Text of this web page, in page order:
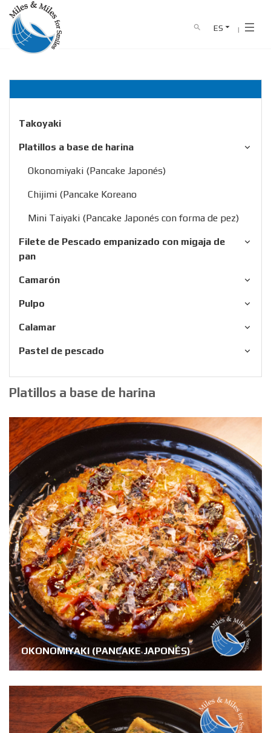
search ES
NOSOTROS
CATÁLOGO
CONTACTO
Línea directa : 0911 341 682
Home producto
Takoyaki
Platillos a base de harina
Okonomiyaki (Pancake Japonés)
Chijimi (Pancake Koreano
Mini Taiyaki (Pancake Japonés con forma de pez)
Filete de Pescado empanizado con migaja de
pan
Camarón
Pulpo
Calamar
Pastel de pescado
Platillos a base de harina
OKONOMIYAKI (PANCAKE JAPONÉS)